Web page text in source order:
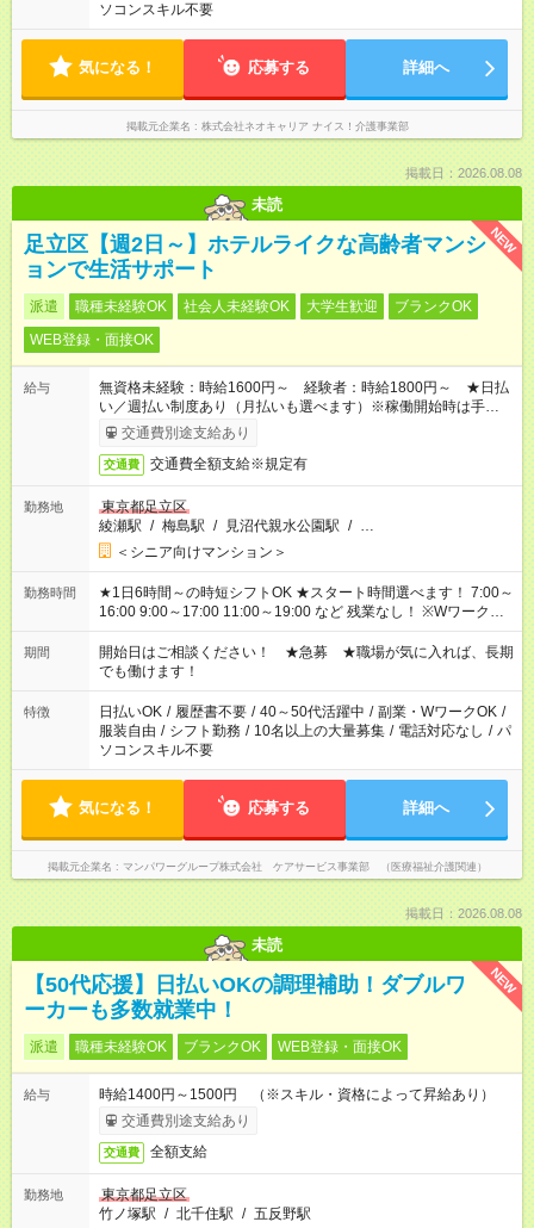
ソコンスキル不要
気になる！ 応募する 詳細へ
掲載元企業名 株式会社ネオキャリア ナイス！介護事業部
掲載日：2026.08.08
未読
NEW
足立区【週2日～】ホテルライクな高齢者マンシ
ョンで生活サポート
派遣 職種未経験OK 社会人未経験OK 大学生歓迎
ブランクOK
WEB登録・面接OK
給与
無資格未経験：時給1600円～ 経験者：時給1800円～ ★日払
い／週払い制度あり（月払いも選べます）※稼働開始時は手続き
完了次第のお支払いとなります。
交通費別途支給あり
交通費 交通費全額支給※規定有
勤務地
東京都足立区
綾瀬駅 / 梅島駅 / 見沼代親水公園駅 / …
＜シニア向けマンション＞
勤務時間
★1日6時間～の時短シフトOK ★スタート時間選べます！ 7:00～
16:00 9:00～17:00 11:00～19:00 など 残業なし！ ※Wワークの
場合、他のお仕事と合わせ週40時間超の就業はご案内できませ
ん ※法令に基づき、週20時間以上勤務は社会保険への加入対象
となります ※労働者派遣法（日雇い派遣の原則禁止）により、
短時間・短期間の就業はご案内が難しい場合があります
期間
開始日はご相談ください！ ★急募 ★職場が気に入れば、長期
でも働けます！
特徴 日払いOK / 履歴書不要 / 40～50代活躍中 / 副業・WワークOK /
服装自由 / シフト勤務 / 10名以上の大量募集 / 電話対応なし / パ
ソコンスキル不要
気になる！ 応募する 詳細へ
掲載元企業名 マンパワーグループ株式会社 ケアサービス事業部 （医療福祉介護関連）
掲載日：2026.08.08
未読
NEW
【50代応援】日払いOKの調理補助！ダブルワ
ーカーも多数就業中！
派遣 職種未経験OK ブランクOK WEB登録・面接OK
給与
時給1400円～1500円 （※スキル・資格によって昇給あり）
交通費別途支給あり
交通費 全額支給
勤務地
東京都足立区
竹ノ塚駅 / 北千住駅 / 五反野駅